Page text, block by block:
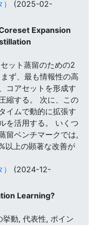
(2025-02-
Expansion
ット蒸留のための2
ず、最も情報性の高
コアセットを形成す
縮する。 次に、この
イムで動的に拡張す
を活用する。 いくつ
留ベンチマークでは,
以上の顕著な改善が
(2024-12-
Learning?
動, 代表性, ポイン